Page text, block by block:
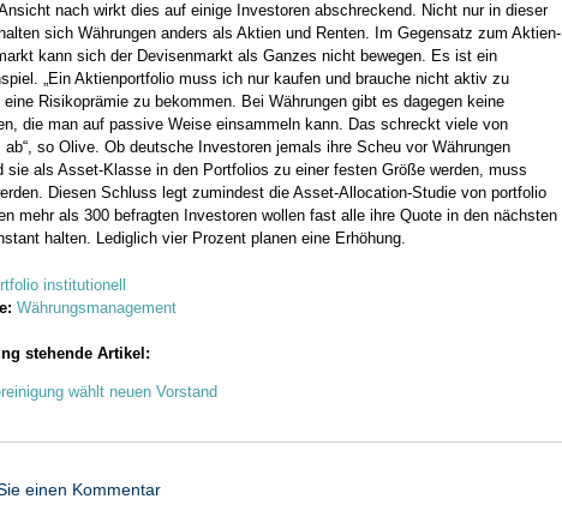
nach wirkt dies auf einige Investoren abschreckend. Nicht nur in dieser
sich Währungen anders als Aktien und Renten. Im Gegensatz zum Aktien-
kann sich der Devisenmarkt als Ganzes nicht bewegen. Es ist ein
„Ein Aktienportfolio muss ich nur kaufen und brauche nicht aktiv zu
eine Risikoprämie zu bekommen. Bei Währungen gibt es dagegen keine
die man auf passive Weise einsammeln kann. Das schreckt viele von
ab“, so Olive. Ob deutsche Investoren jemals ihre Scheu vor Währungen
sie als Asset-Klasse in den Portfolios zu einer festen Größe werden, muss
Diesen Schluss legt zumindest die Asset-Allocation-Studie von portfolio
mehr als 300 befragten Investoren wollen fast alle ihre Quote in den nächsten
halten. Lediglich vier Prozent planen eine Erhöhung.
institutionell
Währungsmanagement
stehende Artikel:
wählt neuen Vorstand
einen Kommentar